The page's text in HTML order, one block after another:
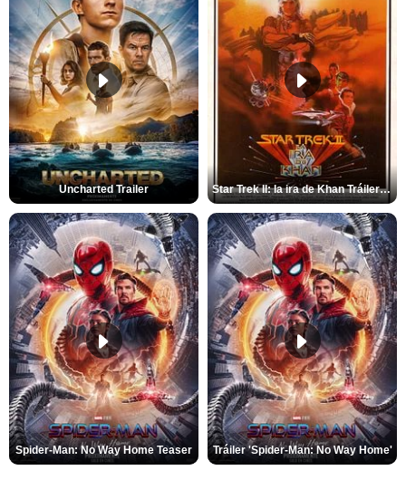
Uncharted Trailer Star Trek II: la ira de Khan Tráiler VO
Spider-Man: No Way Home Teaser Tráiler 'Spider-Man: No Way Home'